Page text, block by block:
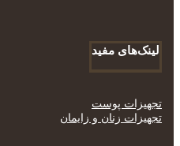
لینک‌های مفید
تجهیزات پوست
تجهیزات زنان و زایمان